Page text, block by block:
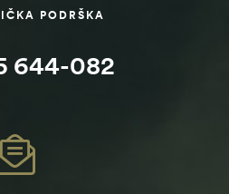
PODRŠKA
644-082